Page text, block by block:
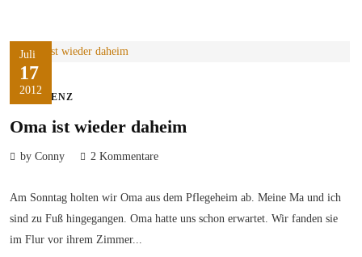
Juli
17
2012
DEMENZ
Oma ist wieder daheim
by Conny 2 Kommentare
Am Sonntag holten wir Oma aus dem Pflegeheim ab. Meine Ma und ich
sind zu Fuß hingegangen. Oma hatte uns schon erwartet. Wir fanden sie
im Flur vor ihrem Zimmer...